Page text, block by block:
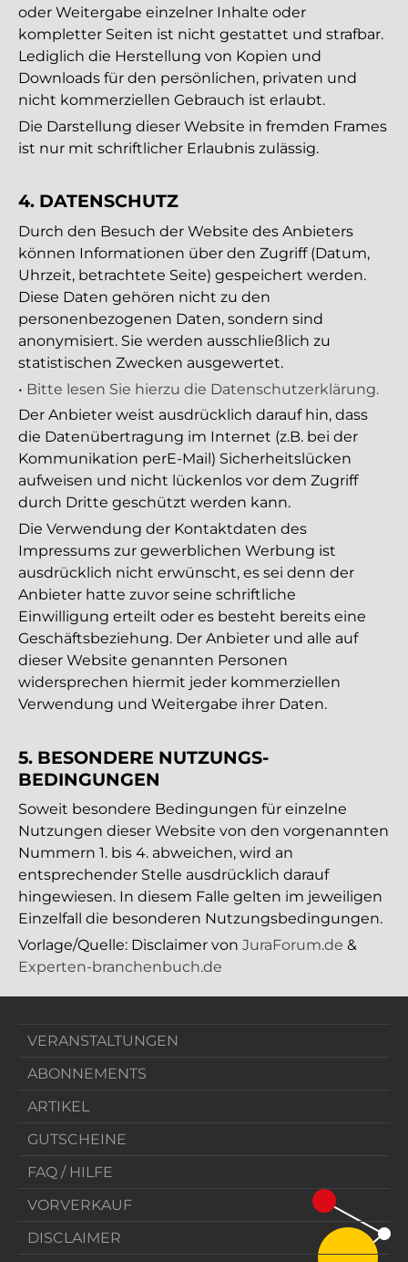
oder Weitergabe einzelner Inhalte oder
kompletter Seiten ist nicht gestattet und strafbar.
Lediglich die Herstellung von Kopien und
Downloads für den persönlichen, privaten und
nicht kommerziellen Gebrauch ist erlaubt.
Die Darstellung dieser Website in fremden Frames
ist nur mit schriftlicher Erlaubnis zulässig.
4. DATENSCHUTZ
Durch den Besuch der Website des Anbieters
können Informationen über den Zugriff (Datum,
Uhrzeit, betrachtete Seite) gespeichert werden.
Diese Daten gehören nicht zu den
personenbezogenen Daten, sondern sind
anonymisiert. Sie werden ausschließlich zu
statistischen Zwecken ausgewertet.
• Bitte lesen Sie hierzu die Datenschutzerklärung.
Der Anbieter weist ausdrücklich darauf hin, dass
die Datenübertragung im Internet (z.B. bei der
Kommunikation perE-Mail) Sicherheitslücken
aufweisen und nicht lückenlos vor dem Zugriff
durch Dritte geschützt werden kann.
Die Verwendung der Kontaktdaten des
Impressums zur gewerblichen Werbung ist
ausdrücklich nicht erwünscht, es sei denn der
Anbieter hatte zuvor seine schriftliche
Einwilligung erteilt oder es besteht bereits eine
Geschäftsbeziehung. Der Anbieter und alle auf
dieser Website genannten Personen
widersprechen hiermit jeder kommerziellen
Verwendung und Weitergabe ihrer Daten.
5. BESONDERE NUTZUNGS­
BEDINGUNGEN
Soweit besondere Bedingungen für einzelne
Nutzungen dieser Website von den vorgenannten
Nummern 1. bis 4. abweichen, wird an
entsprechender Stelle ausdrücklich darauf
hingewiesen. In diesem Falle gelten im jeweiligen
Einzelfall die besonderen Nutzungsbedingungen.
Vorlage/Quelle: Disclaimer von JuraForum.de &
Experten-branchenbuch.de
VERANSTALTUNGEN
ABONNEMENTS
ARTIKEL
GUTSCHEINE
FAQ / HILFE
VORVERKAUF
DISCLAIMER